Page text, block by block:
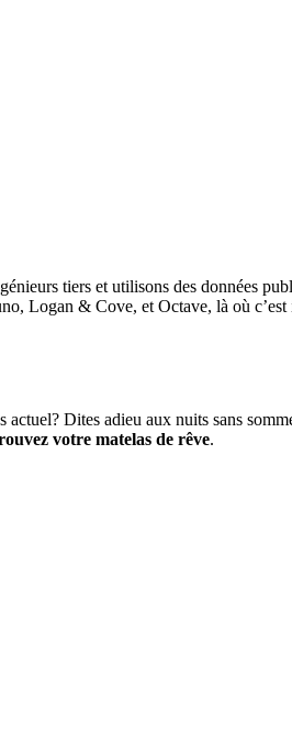
tiers et utilisons des données
Logan & Cove, et Octave, là où
Dites adieu aux nuits sans
votre matelas de rêve.